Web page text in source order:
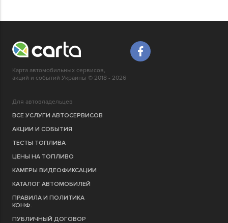
Карта автомобильных сервисов,
акций и событий Украины © 2018 - 2026
Для автовладельцев
ВСЕ УСЛУГИ АВТОСЕРВИСОВ
АКЦИИ И СОБЫТИЯ
ТЕСТЫ ТОПЛИВА
ЦЕНЫ НА ТОПЛИВО
КАМЕРЫ ВИДЕОФИКСАЦИИ
КАТАЛОГ АВТОМОБИЛЕЙ
ПРАВИЛА И ПОЛИТИКА
КОНФ.
ПУБЛИЧНЫЙ ДОГОВОР